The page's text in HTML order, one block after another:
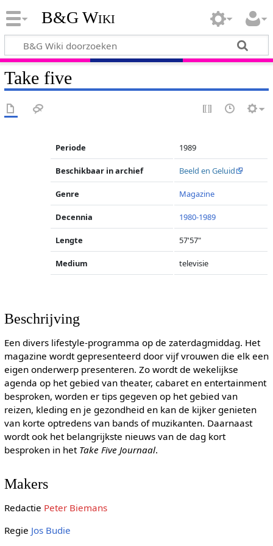
B&G Wiki
Take five
Periode 1989
Beschikbaar in archief Beeld en Geluid
Genre Magazine
Decennia 1980-1989
Lengte 57'57"
Medium televisie
Beschrijving
Een divers lifestyle-programma op de zaterdagmiddag. Het
magazine wordt gepresenteerd door vijf vrouwen die elk een
eigen onderwerp presenteren. Zo wordt de wekelijkse
agenda op het gebied van theater, cabaret en entertainment
besproken, worden er tips gegeven op het gebied van
reizen, kleding en je gezondheid en kan de kijker genieten
van korte optredens van bands of muzikanten. Daarnaast
wordt ook het belangrijkste nieuws van de dag kort
besproken in het Take Five Journaal.
Makers
Redactie Peter Biemans
Regie Jos Budie